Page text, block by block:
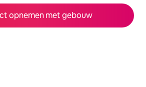
opnemen met gebouw